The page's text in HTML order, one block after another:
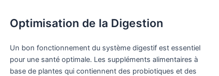
Optimisation de la Digestion
Un bon fonctionnement du système digestif est essentiel
pour une santé optimale. Les suppléments alimentaires à
base de plantes qui contiennent des probiotiques et des